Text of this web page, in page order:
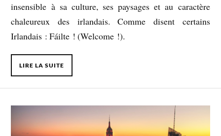
insensible à sa culture, ses paysages et au caractère
chaleureux des irlandais. Comme disent certains
Irlandais : Fáilte ! (Welcome !).
LIRE LA SUITE